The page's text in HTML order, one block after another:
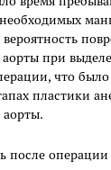
при
что
пластики
после